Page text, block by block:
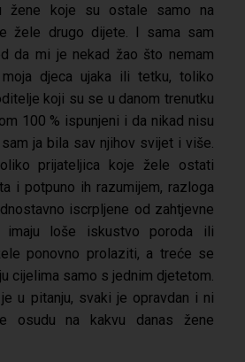
žene koje su ostale samo na
žele drugo dijete. I sama sam
da mi je nekad žao što nemam
djeca ujaka ili tetku, toliko
koji su se u danom trenutku
100 % ispunjeni i da nikad nisu
ja bila sav njihov svijet i više.
prijateljica koje žele ostati
i potpuno ih razumijem, razloga
iscrpljene od zahtjevne
imaju loše iskustvo poroda ili
ponovno prolaziti, a treće se
cijelima samo s jednim djetetom.
u pitanju, svaki je opravdan i ni
osudu na kakvu danas žene